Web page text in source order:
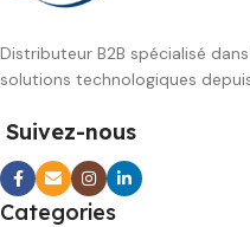
Distributeur B2B spécialisé
solutions technologiques
Suivez-nous
Categories